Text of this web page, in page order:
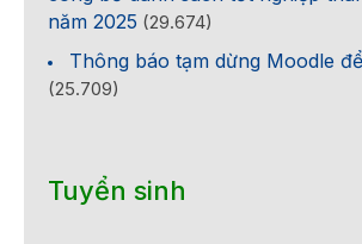
năm 2025 (29.674)
Thông báo tạm dừng Moodle
(25.709)
Tuyển sinh